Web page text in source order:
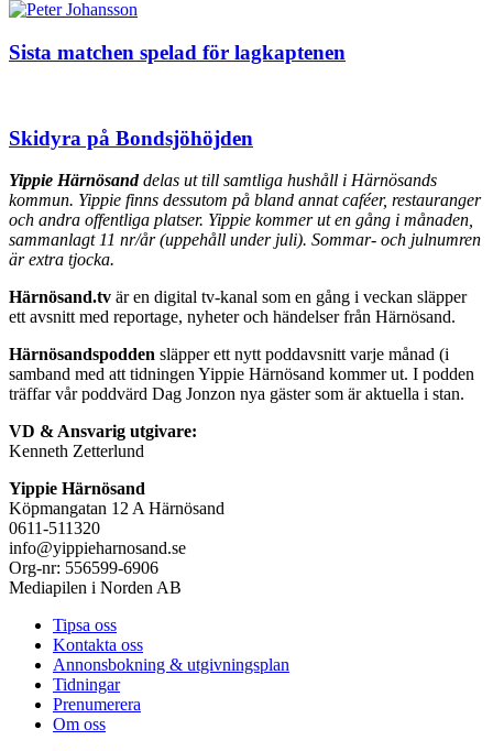
Sista matchen spelad för lagkaptenen
Skidyra på Bondsjöhöjden
Yippie Härnösanddelas ut till samtliga hushåll i Härnösands
kommun. Yippie finns dessutom på bland annat caféer, restauranger
och andra offentliga platser. Yippie kommer ut en gång i månaden,
sammanlagt 11 nr/år (uppehåll under juli). Sommar- och julnumren
är extra tjocka.
Härnösand.tv är en digital tv-kanal som en gång i veckan släpper
ett avsnitt med reportage, nyheter och händelser från Härnösand.
Härnösandspodden släpper ett nytt poddavsnitt varje månad (i
samband med att tidningen Yippie Härnösand kommer ut. I podden
träffar vår poddvärd Dag Jonzon nya gäster som är aktuella i stan.
VD & Ansvarig utgivare:
Kenneth Zetterlund
Yippie Härnösand
Köpmangatan 12 A Härnösand
0611-511320
info@yippieharnosand.se
Org-nr: 556599-6906
Mediapilen i Norden AB
Tipsa oss
Kontakta oss
Annonsbokning & utgivningsplan
Tidningar
Prenumerera
Om oss